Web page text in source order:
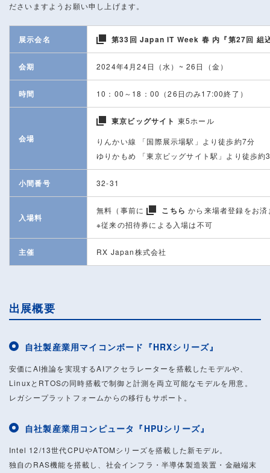
ださいますようお願い申し上げます。
展示会名 第33回 Japan IT Week 春 内『第27回 組
会期 2024年4月24日（水）~ 26日（金）
時間 10：00～18：00（26日のみ17:00終了）
会場
東京ビッグサイト 東5ホール
りんかい線 「国際展示場駅」より徒歩約7分
ゆりかもめ 「東京ビッグサイト駅」より徒歩約
小間番号 32-31
入場料
無料（事前に こちら から来場者登録をお
※従来の招待券による入場は不可
主催 RX Japan株式会社
出展概要
自社製産業用マイコンボード『HRXシリーズ』
安価にAI推論を実現するAIアクセラレーターを搭載したモデルや、
LinuxとRTOSの同時搭載で制御と計測を両立可能なモデルを用意。
レガシープラットフォームからの移行もサポート。
自社製産業用コンピュータ『HPUシリーズ』
Intel 12/13世代CPUやATOMシリーズを搭載した新モデル。
独自のRAS機能を搭載し、社会インフラ・半導体製造装置・金融端末